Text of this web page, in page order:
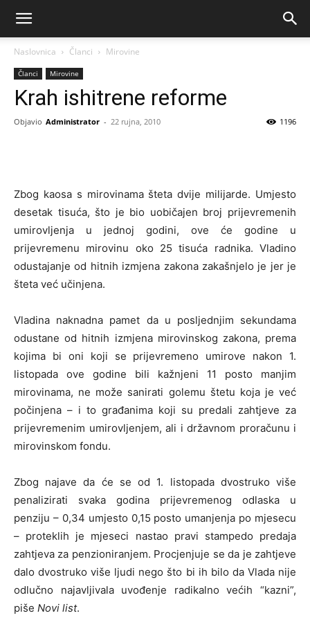
Naslovnica Članci Mirovine
Članci Mirovine
Krah ishitrene reforme
Objavio Administrator - 22 rujna, 2010 1196
Zbog kaosa s mirovinama šteta dvije milijarde. Umjesto
desetak tisuća, što je bio uobičajen broj prijevremenih
umirovljenja u jednoj godini, ove će godine u
prijevremenu mirovinu oko 25 tisuća radnika. Vladino
odustajanje od hitnih izmjena zakona zakašnjelo je jer je
šteta već učinjena.
Vladina naknadna pamet da u posljednjim sekundama
odustane od hitnih izmjena mirovinskog zakona, prema
kojima bi oni koji se prijevremeno umirove nakon 1.
listopada ove godine bili kažnjeni 11 posto manjim
mirovinama, ne može sanirati golemu štetu koja je već
počinjena – i to građanima koji su predali zahtjeve za
prijevremenim umirovljenjem, ali i državnom proračunu i
mirovinskom fondu.
Zbog najave da će se od 1. listopada dvostruko više
penalizirati svaka godina prijevremenog odlaska u
penziju – 0,34 umjesto 0,15 posto umanjenja po mjesecu
– proteklih je mjeseci nastao pravi stampedo predaja
zahtjeva za penzioniranjem. Procjenjuje se da je zahtjeve
dalo dvostruko više ljudi nego što bi ih bilo da Vlada nije
odlučno najavljivala uvođenje radikalno većih “kazni”,
piše Novi list.